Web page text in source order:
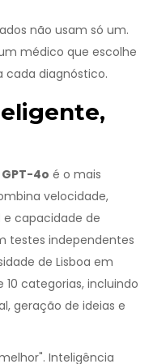
não usam só um.
médico que escolhe
cada diagnóstico.
GPT-4o é o mais
velocidade,
capacidade de
testes independentes
de Lisboa em
10 categorias, incluindo
geração de ideias e
Inteligência